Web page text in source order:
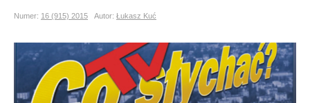
Numer: 16 (915) 2015 Autor: Łukasz Kuć